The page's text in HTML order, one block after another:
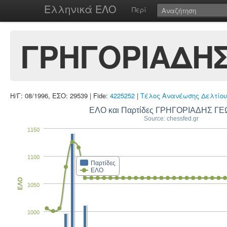
Ελληνικά ΕΛΟ Περί
Η/Γ: 08/1996, ΕΣΟ: 29539 | Fide: 4225252 | Τέλος Ανανέωσης Δελτίου
ΕΛΟ και Παρτίδες ΓΡΗΓΟΡΙΑΔΗΣ
Source: chessfed.gr
Παρτίδες
ΕΛΟ
1000
1050
1100
1150
ΕΛΟ